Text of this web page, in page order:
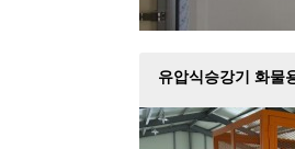
유압식승강기 화물